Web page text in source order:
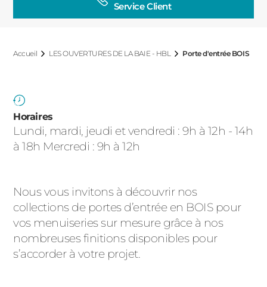
Service Client
Accueil LES OUVERTURES DE LA BAIE - HBL Porte d'entrée BOIS
Horaires
Lundi, mardi, jeudi et vendredi : 9h à 12h - 14h
à 18h Mercredi : 9h à 12h
Nous vous invitons à découvrir nos
collections de portes d’entrée en BOIS pour
vos menuiseries sur mesure grâce à nos
nombreuses finitions disponibles pour
s’accorder à votre projet.
ACIER